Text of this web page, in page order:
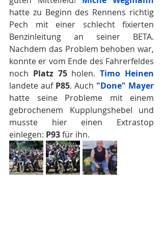
hatte zu Beginn des Rennens richtig
Pech mit einer schlecht fixierten
Benzinleitung an seiner BETA.
Nachdem das Problem behoben war,
konnte er vom Ende des Fahrerfeldes
noch Platz 75 holen. Timo Heinen
landete auf P85. Auch "Done" Mayer
hatte seine Probleme mit einem
gebrochenem Kupplungshebel und
musste hier einen Extrastop
einlegen: P93 für ihn.